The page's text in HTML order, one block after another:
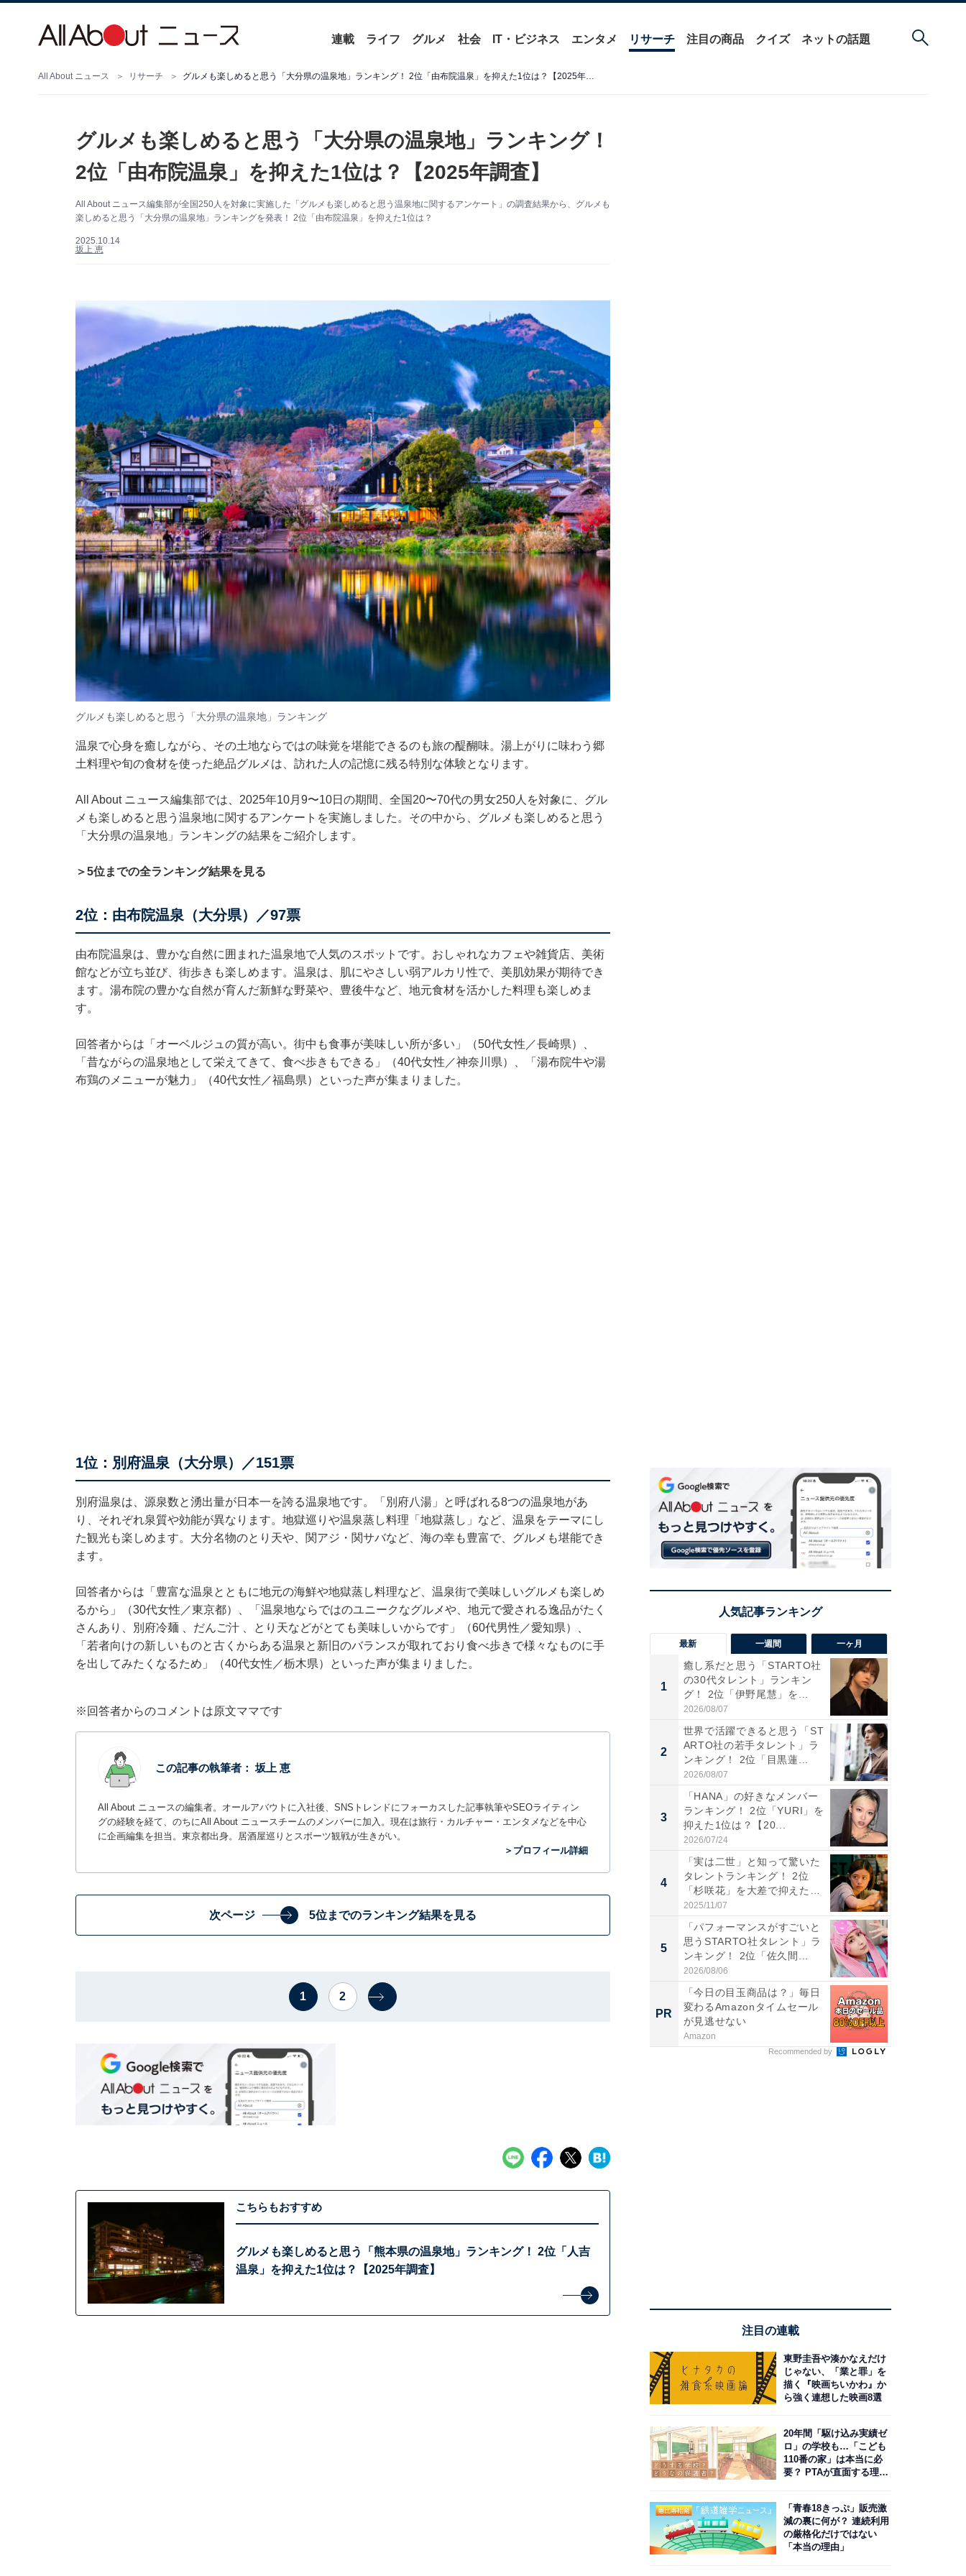
連載 ライフ グルメ 社会 IT・ビジネス エンタメ リサーチ 注目の商品 クイズ ネットの話題
All About ニュース リサーチ グルメも楽しめると思う「大分県の温泉地」ランキング！ 2位「由布院温泉」を抑えた1位は？【2025年調査】
グルメも楽しめると思う「大分県の温泉地」ランキング！
2位「由布院温泉」を抑えた1位は？【2025年調査】
All About ニュース編集部が全国250人を対象に実施した「グルメも楽しめると思う温泉地に関するアンケート」の調査結果から、グルメも
楽しめると思う「大分県の温泉地」ランキングを発表！ 2位「由布院温泉」を抑えた1位は？
2025.10.14
坂上 恵
グルメも楽しめると思う「大分県の温泉地」ランキング
温泉で心身を癒しながら、その土地ならではの味覚を堪能できるのも旅の醍醐味。湯上がりに味わう郷
土料理や旬の食材を使った絶品グルメは、訪れた人の記憶に残る特別な体験となります。
All About ニュース編集部では、2025年10月9〜10日の期間、全国20〜70代の男女250人を対象に、グル
メも楽しめると思う温泉地に関するアンケートを実施しました。その中から、グルメも楽しめると思う
「大分県の温泉地」ランキングの結果をご紹介します。
＞5位までの全ランキング結果を見る
2位：由布院温泉（大分県）／97票
由布院温泉は、豊かな自然に囲まれた温泉地で人気のスポットです。おしゃれなカフェや雑貨店、美術
館などが立ち並び、街歩きも楽しめます。温泉は、肌にやさしい弱アルカリ性で、美肌効果が期待でき
ます。湯布院の豊かな自然が育んだ新鮮な野菜や、豊後牛など、地元食材を活かした料理も楽しめま
す。
回答者からは「オーベルジュの質が高い。街中も食事が美味しい所が多い」（50代女性／長崎県）、
「昔ながらの温泉地として栄えてきて、食べ歩きもできる」（40代女性／神奈川県）、「湯布院牛や湯
布鶏のメニューが魅力」（40代女性／福島県）といった声が集まりました。
1位：別府温泉（大分県）／151票
別府温泉は、源泉数と湧出量が日本一を誇る温泉地です。「別府八湯」と呼ばれる8つの温泉地があ
り、それぞれ泉質や効能が異なります。地獄巡りや温泉蒸し料理「地獄蒸し」など、温泉をテーマにし
た観光も楽しめます。大分名物のとり天や、関アジ・関サバなど、海の幸も豊富で、グルメも堪能でき
ます。
回答者からは「豊富な温泉とともに地元の海鮮や地獄蒸し料理など、温泉街で美味しいグルメも楽しめ
るから」（30代女性／東京都）、「温泉地ならではのユニークなグルメや、地元で愛される逸品がたく
さんあり、別府冷麺 、だんご汁 、とり天などがとても美味しいからです」（60代男性／愛知県）、
「若者向けの新しいものと古くからある温泉と新旧のバランスが取れており食べ歩きで様々なものに手
を出してみたくなるため」（40代女性／栃木県）といった声が集まりました。
※回答者からのコメントは原文ママです
この記事の執筆者： 坂上 恵
All About ニュースの編集者。オールアバウトに入社後、SNSトレンドにフォーカスした記事執筆やSEOライティン
グの経験を経て、のちにAll About ニュースチームのメンバーに加入。現在は旅行・カルチャー・エンタメなどを中心
に企画編集を担当。東京都出身。居酒屋巡りとスポーツ観戦が生きがい。
＞プロフィール詳細
次ページ 5位までのランキング結果を見る
1 2
こちらもおすすめ
グルメも楽しめると思う「熊本県の温泉地」ランキング！ 2位「人吉
温泉」を抑えた1位は？【2025年調査】
最新 一週間 一ヶ月
1
癒し系だと思う「STARTO社
の30代タレント」ランキン
グ！ 2位「伊野尾慧」を...
2026/08/07
2
世界で活躍できると思う「ST
ARTO社の若手タレント」ラ
ンキング！ 2位「目黒蓮...
2026/08/07
3
「HANA」の好きなメンバー
ランキング！ 2位「YURI」を
抑えた1位は？【20...
2026/07/24
4
「実は二世」と知って驚いた
タレントランキング！ 2位
「杉咲花」を大差で抑えた1
位...
2025/11/07
5
「パフォーマンスがすごいと
思うSTARTO社タレント」ラ
ンキング！ 2位「佐久間...
2026/08/06
PR
「今日の目玉商品は？」毎日
変わるAmazonタイムセール
が見逃せない
Amazon
Recommended by
注目の連載
東野圭吾や湊かなえだけ
じゃない、「業と罪」を
描く『映画ちいかわ』か
ら強く連想した映画8選
20年間「駆け込み実績ゼ
ロ」の学校も…「こども
110番の家」は本当に必
要？ PTAが直面する理想
「青春18きっぷ」販売激
減の裏に何が？ 連続利用
の厳格化だけではない
「本当の理由」